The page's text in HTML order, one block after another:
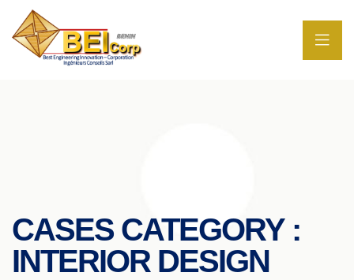
CASES CATEGORY :
INTERIOR DESIGN